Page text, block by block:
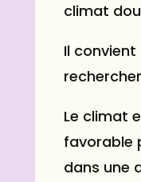
climat
Il
Le climat
favorable
dans une